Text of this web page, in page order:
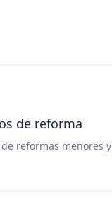
de reforma
de reformas menores y